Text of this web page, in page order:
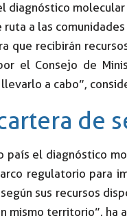
diagnóstico
a las
que recibirán
el Consejo de
a cabo”,
de
país el diagnóstico
regulatorio para
sus recursos
territorio”, ha